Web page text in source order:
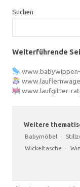
Suchen
Weiterführende
www.laufgitter-
Weitere
Babymöbel ·
Wickeltasche ·